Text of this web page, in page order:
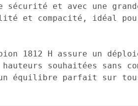
et avec une
et compacité, idéal
1812 H assure un
souhaitées sans
équilibre parfait sur